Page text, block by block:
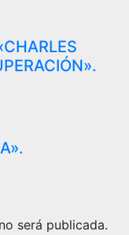
será publicada.